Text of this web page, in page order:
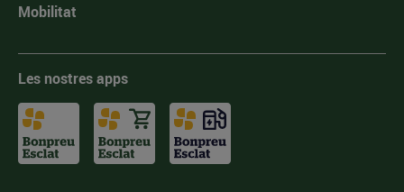
Mobilitat
Les nostres apps